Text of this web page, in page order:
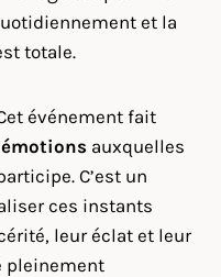
et la
totale.
événement fait
auxquelles
C’est un
ces instants
leur éclat et leur
pleinement